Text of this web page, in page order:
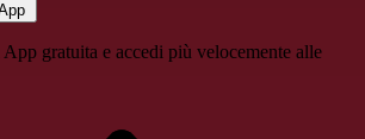
App gratuita e accedi più velocemente alle